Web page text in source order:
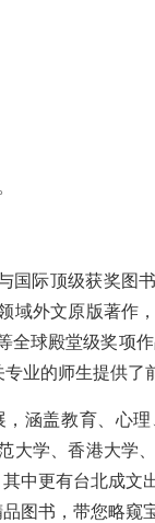
国际顶级获奖图
域外文原版著作
球殿堂级奖项
业的师生提供了
涵盖教育、心
大学、香港大学
中更有台北成文
图书，带您略窥